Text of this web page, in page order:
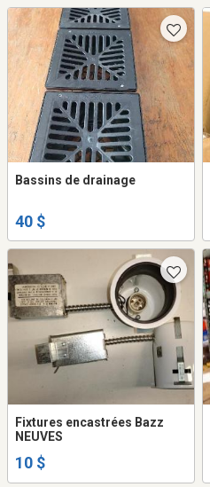
Bassins de drainage
40 $
Fixtures encastrées Bazz
NEUVES
10 $